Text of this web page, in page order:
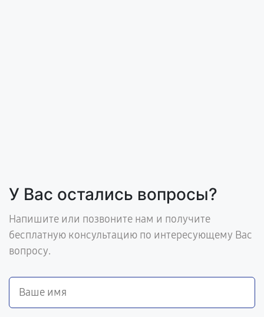
У Вас остались вопросы?
Напишите или позвоните нам и получите
бесплатную консультацию по интересующему Вас
вопросу.